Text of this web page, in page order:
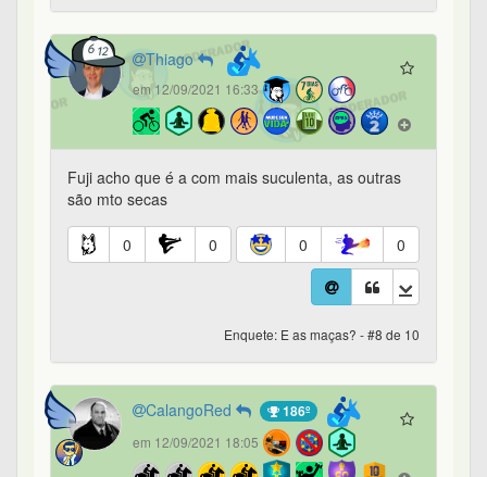
Thiago
em 12/09/2021 16:33
Fuji acho que é a com mais suculenta, as outras
são mto secas
0 0 0 0
Enquete: E as maças? - #8 de 10
CalangoRed 186º
em 12/09/2021 18:05